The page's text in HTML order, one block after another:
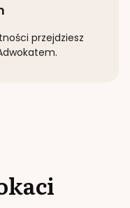
przejdziesz